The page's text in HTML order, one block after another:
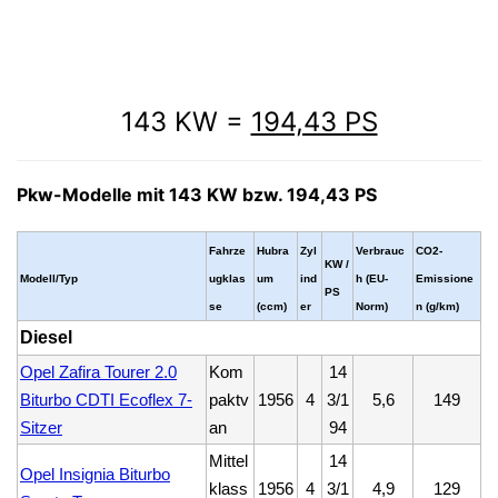
143 KW = 194,43 PS
Pkw-Modelle mit 143 KW bzw. 194,43 PS
Modell/Typ
Fahrze
ugklas
se
Hubra
um
(ccm)
Zyl
ind
er
KW /
PS
Verbrauc
h (EU-
Norm)
CO2-
Emissione
n (g/km)
Diesel
Opel Zafira Tourer 2.0
Biturbo CDTI Ecoflex 7-
Sitzer
Kom
paktv
an
1956 4
14
3/1
94
5,6 149
Opel Insignia Biturbo
Mittel
klass
1956 4
14
3/1
4,9 129